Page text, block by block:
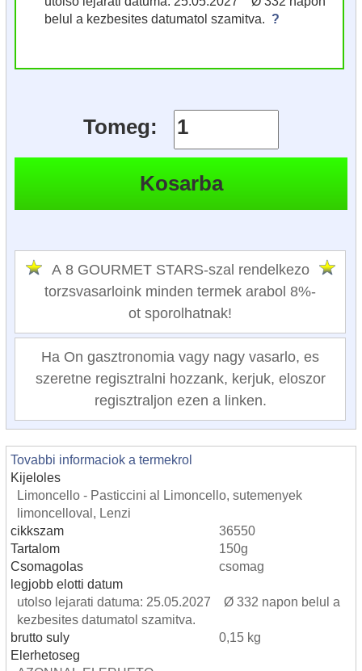
belul a kezbesites datumatol szamitva. ?
Tomeg:
A 8 GOURMET STARS-szal rendelkezo
torzsvasarloink minden termek arabol 8%-
ot sporolhatnak!
Ha On gasztronomia vagy nagy vasarlo, es
szeretne regisztralni hozzank, kerjuk, eloszor
regisztraljon ezen a linken.
Tovabbi informaciok a termekrol
Kijeloles
Limoncello - Pasticcini al Limoncello, sutemenyek
limoncelloval, Lenzi
cikkszam
36550
Tartalom
150g
Csomagolas
csomag
legjobb elotti datum
utolso lejarati datuma: 25.05.2027 Ø 332 napon belul a
kezbesites datumatol szamitva.
brutto suly
0,15 kg
Elerhetoseg